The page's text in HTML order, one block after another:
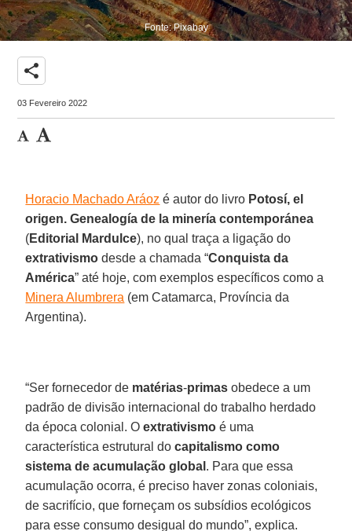
Fonte: Pixabay
share
03 Fevereiro 2022
Horacio Machado Aráoz é autor do livro Potosí, el
origen. Genealogía de la minería contemporánea
(Editorial Mardulce), no qual traça a ligação do
extrativismo desde a chamada “Conquista da
América” até hoje, com exemplos específicos como a
Minera Alumbrera (em Catamarca, Província da
Argentina).
“Ser fornecedor de matérias-primas obedece a um
padrão de divisão internacional do trabalho herdado
da época colonial. Oextrativismo é uma
característica estrutural docapitalismo como
sistema de acumulação global . Para que essa
acumulação ocorra, é preciso haver zonas coloniais,
de sacrifício, que forneçam os subsídios ecológicos
para esse consumo desigual do mundo”, explica.